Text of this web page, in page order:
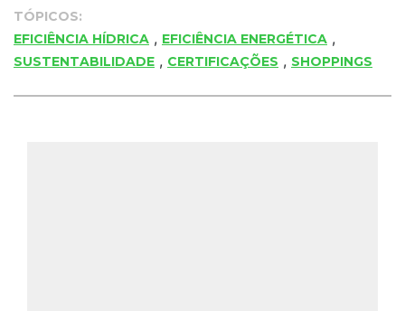
TÓPICOS:
EFICIÊNCIA HÍDRICA , EFICIÊNCIA ENERGÉTICA ,
SUSTENTABILIDADE , CERTIFICAÇÕES , SHOPPINGS